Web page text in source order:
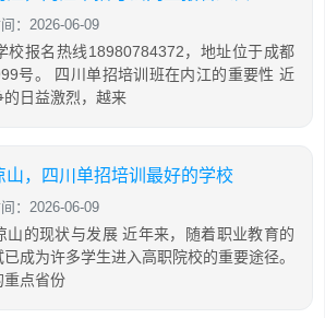
：2026-06-09
校报名热线18980784372，地址位于成都
号。 四川单招培训班在内江的重要性 近
日益激烈，越来
山，四川单招培训最好的学校
：2026-06-09
山的现状与发展 近年来，随着职业教育的
成为许多学生进入高职院校的重要途径。
重点省份